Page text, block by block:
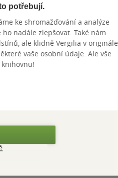
3
Spustí se propagace
velkou propagační akci
maximálním důrazem na
potřebují.
ke shromažďování a analýze
nadále zlepšovat. Také nám
ale klidně Vergilia v originále.
vaše osobní údaje. Ale vše